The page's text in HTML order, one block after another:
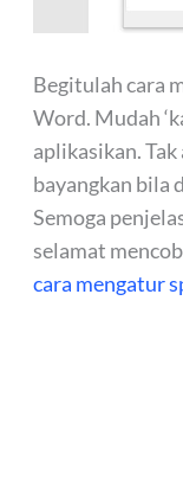
Begitulah cara
Word. Mudah
aplikasikan.
bayangkan bila
Semoga
selamat
cara mengatur